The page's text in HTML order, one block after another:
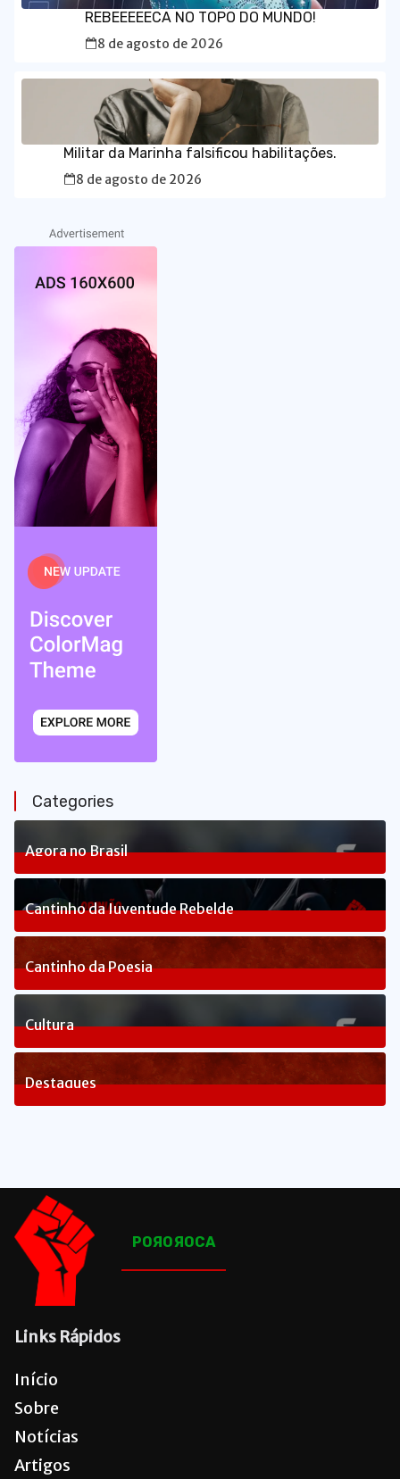
REBEEEEECA NO TOPO DO MUNDO!
8 de agosto de 2026
Militar da Marinha falsificou habilitações.
8 de agosto de 2026
Categories
Agora no Brasil
240Posts
Cantinho da Juventude Rebelde
3Posts
Cantinho da Poesia
1Posts
Cultura
83Posts
Destaques
POЯOЯOCA
Links Rápidos
Início
Sobre
Notícias
Artigos